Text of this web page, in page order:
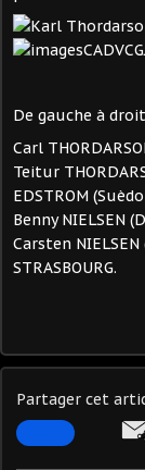
De gauche à
Carl
Teitur
EDSTROM
Benny NIELSEN
Carsten
STRASBOURG.
Partager cet